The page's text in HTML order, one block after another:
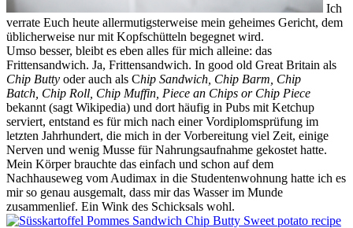
Ich
verrate Euch heute allermutigsterweise mein geheimes Gericht, dem
üblicherweise nur mit Kopfschütteln begegnet wird.
Umso besser, bleibt es eben alles für mich alleine: das
Frittensandwich. Ja, Frittensandwich. In good old Great Britain als
Chip Butty oder auch als Chip Sandwich, Chip Barm, Chip
Batch, Chip Roll, Chip Muffin, Piece an Chips or Chip Piece
bekannt (sagt Wikipedia) und dort häufig in Pubs mit Ketchup
serviert, entstand es für mich nach einer Vordiplomsprüfung im
letzten Jahrhundert, die mich in der Vorbereitung viel Zeit, einige
Nerven und wenig Musse für Nahrungsaufnahme gekostet hatte.
Mein Körper brauchte das einfach und schon auf dem
Nachhauseweg vom Audimax in die Studentenwohnung hatte ich es
mir so genau ausgemalt, dass mir das Wasser im Munde
zusammenlief. Ein Wink des Schicksals wohl.